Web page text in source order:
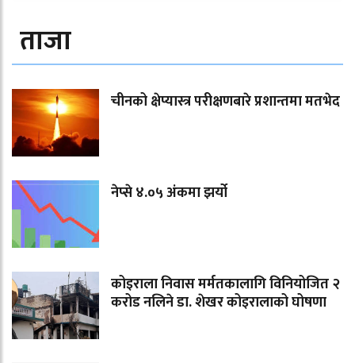
ताजा
चीनको क्षेप्यास्त्र परीक्षणबारे प्रशान्तमा मतभेद
नेप्से ४.०५ अंकमा झर्यो
कोइराला निवास मर्मतकालागि विनियोजित २
करोड नलिने डा. शेखर कोइरालाको घोषणा